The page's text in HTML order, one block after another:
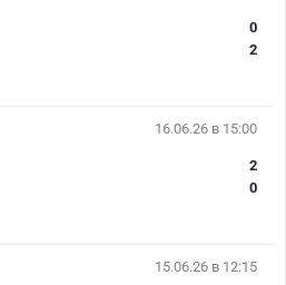
0
2
16.06.26 в 15:00
2
0
15.06.26 в 12:15